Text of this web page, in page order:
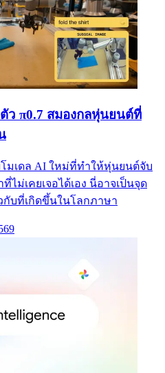
ตัว π0.7 สมองกลหุ่นยนต์ที่
มเดล AI ใหม่ที่ทำให้หุ่นยนต์จับ
ม่เคยเจอได้เอง นี่อาจเป็นจุด
กับที่เกิดขึ้นในโลกภาษา